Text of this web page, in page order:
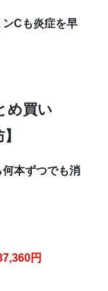
ンC も炎症を早
め買い
本ずつでも消
円